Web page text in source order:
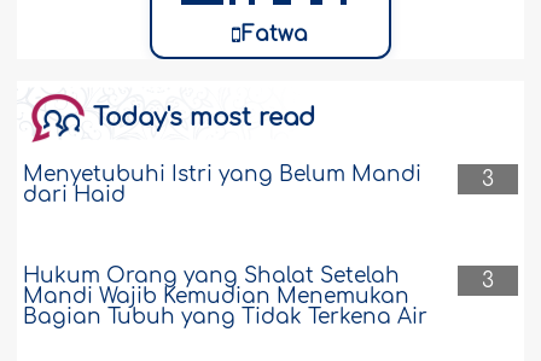
Fatwa
Today's most read
3
Menyetubuhi Istri yang Belum Mandi
dari Haid
3
Hukum Orang yang Shalat Setelah
Mandi Wajib Kemudian Menemukan
Bagian Tubuh yang Tidak Terkena Air